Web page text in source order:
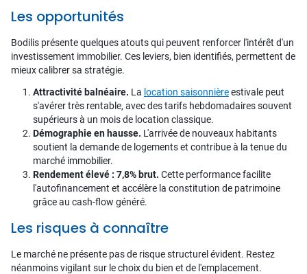
Les opportunités
Bodilis présente quelques atouts qui peuvent renforcer l'intérêt d'un
investissement immobilier. Ces leviers, bien identifiés, permettent de
mieux calibrer sa stratégie.
Attractivité balnéaire. La location saisonnièreestivale peut
s'avérer très rentable, avec des tarifs hebdomadaires souvent
supérieurs à un mois de location classique.
Démographie en hausse. L'arrivée de nouveaux habitants
soutient la demande de logements et contribue à la tenue du
marché immobilier.
Rendement élevé : 7,8% brut. Cette performance facilite
l'autofinancement et accélère la constitution de patrimoine
grâce au cash-flow généré.
Les risques à connaître
Le marché ne présente pas de risque structurel évident. Restez
néanmoins vigilant sur le choix du bien et de l'emplacement.